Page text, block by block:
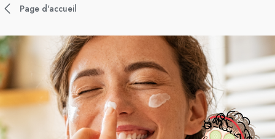
Page d'accueil